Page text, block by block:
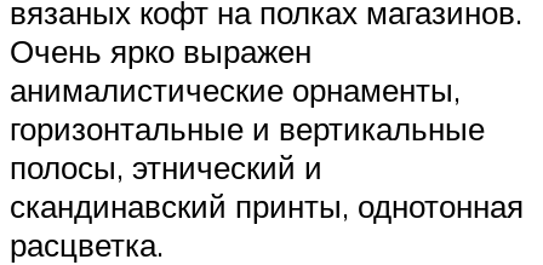
вязаных кофт на полках магазинов.
Очень ярко выражен
анималистические орнаменты,
горизонтальные и вертикальные
полосы, этнический и
скандинавский принты, однотонная
расцветка.